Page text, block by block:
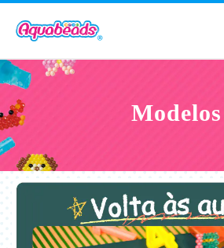
O que éAquabeads?
Modelos